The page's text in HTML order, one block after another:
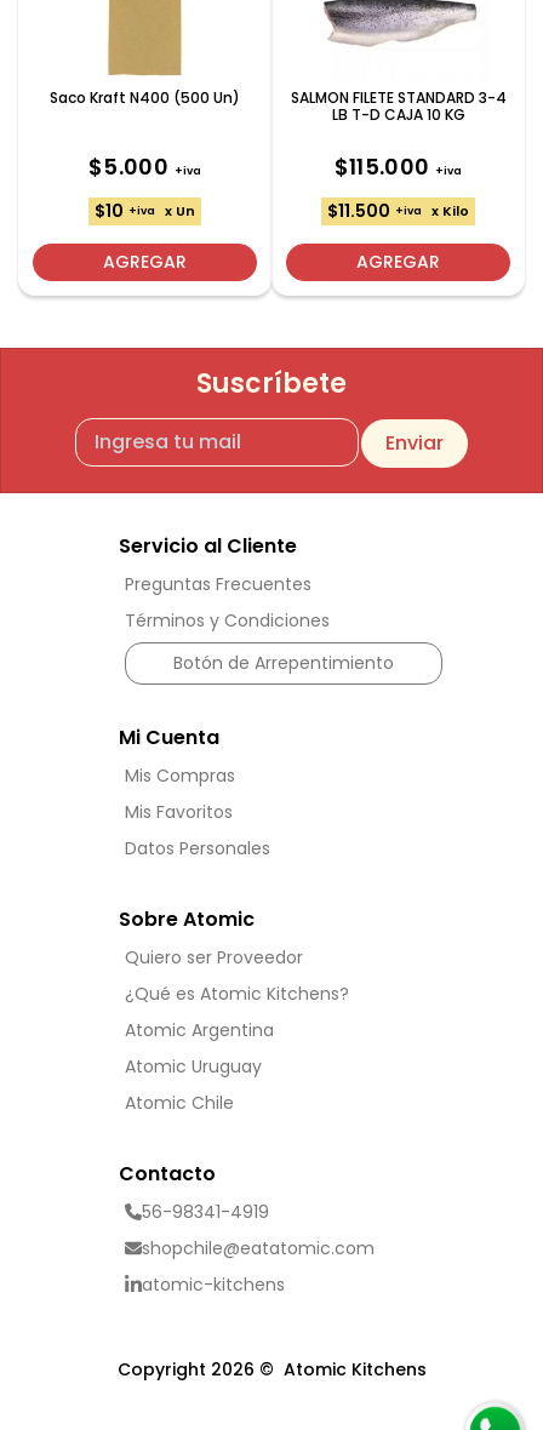
Saco Kraft N400 (500 Un)
$5.000 +iva
$10 +iva x Un
AGREGAR
SALMON FILETE STANDARD 3-4
LB T-D CAJA 10 KG
$115.000 +iva
$11.500 +iva x Kilo
AGREGAR
Suscríbete
Enviar
Servicio al Cliente
Preguntas Frecuentes
Términos y Condiciones
Botón de Arrepentimiento
Mi Cuenta
Mis Compras
Mis Favoritos
Datos Personales
Sobre Atomic
Quiero ser Proveedor
¿Qué es Atomic Kitchens?
Atomic Argentina
Atomic Uruguay
Atomic Chile
Contacto
56-98341-4919
shopchile@eatatomic.com
atomic-kitchens
Copyright 2026 © Atomic Kitchens